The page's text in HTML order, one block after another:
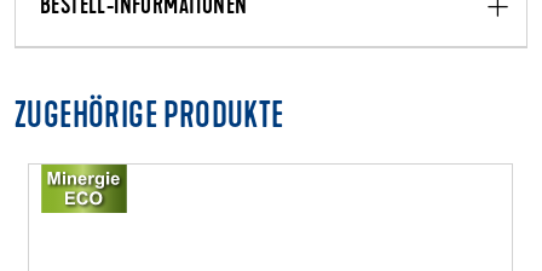
BESTELL-INFORMATIONEN
ZUGEHÖRIGE PRODUKTE